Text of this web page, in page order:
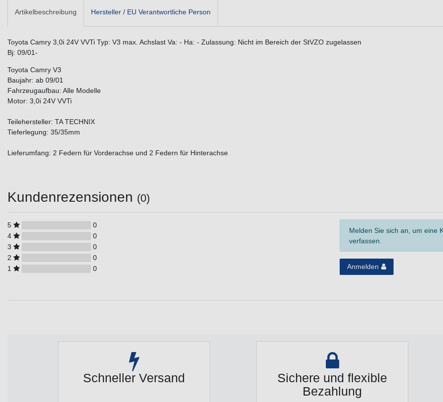
Artikelbeschreibung Hersteller / EU Verantwortliche Person
Toyota Camry 3,0i 24V VVTi Typ: V3 max. Achslast Va: - Ha: - Zulassung: Nicht im Bereich der StVZO zugelassen
Bj: 09/01-
Toyota Camry V3
Baujahr: ab 09/01
Fahrzeugaufbau: Alle Modelle
Motor: 3,0i 24V VVTi
Teilehersteller: TA TECHNIX
Tieferlegung: 35/35mm
Lieferumfang: 2 Federn für Vorderachse und 2 Federn für Hinterachse
Kundenrezensionen (0)
5
0
4
0
3
0
2
0
1
0
Melden Sie sich an, um eine
verfassen.
Anmelden
Schneller Versand
Sichere und flexible
Bezahlung